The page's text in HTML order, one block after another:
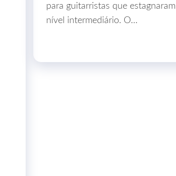
para guitarristas que
nível intermediário. O…